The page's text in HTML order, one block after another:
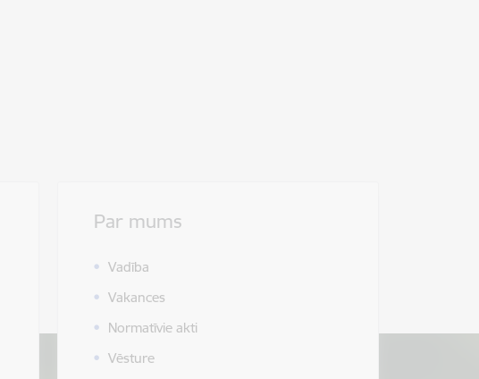
Par mums
Vadība
Vakances
Normatīvie akti
Vēsture